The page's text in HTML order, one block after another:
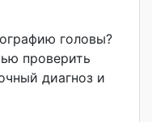
головы?
проверить
диагноз и